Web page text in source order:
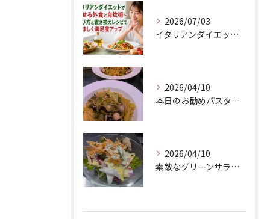
2026/07/03
イタリアンダイエットで痩せる外食と自炊術〜選び方と置き換えレシピで美味しく満足度アップ
2026/04/10
本日のお勧めパスタは、シェフのきまぐれが光る特製ペペロンチー...
2026/04/10
素敵なグリーンサラダのご紹介です！Barry'sのランチセッ...